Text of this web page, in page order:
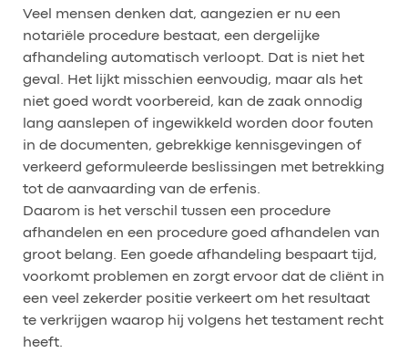
Veel mensen denken dat, aangezien er nu een
notariële procedure bestaat, een dergelijke
afhandeling automatisch verloopt. Dat is niet het
geval. Het lijkt misschien eenvoudig, maar als het
niet goed wordt voorbereid, kan de zaak onnodig
lang aanslepen of ingewikkeld worden door fouten
in de documenten, gebrekkige kennisgevingen of
verkeerd geformuleerde beslissingen met betrekking
tot de aanvaarding van de erfenis.
Daarom is het verschil tussen een procedure
afhandelen en een procedure goed afhandelen van
groot belang. Een goede afhandeling bespaart tijd,
voorkomt problemen en zorgt ervoor dat de cliënt in
een veel zekerder positie verkeert om het resultaat
te verkrijgen waarop hij volgens het testament recht
heeft.